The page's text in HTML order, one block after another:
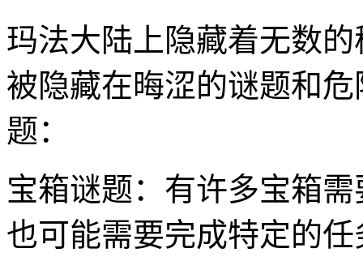
玛法大陆上隐藏着无数
被隐藏在晦涩的谜题和
题：
宝箱谜题：有许多宝箱
也可能需要完成特定的任